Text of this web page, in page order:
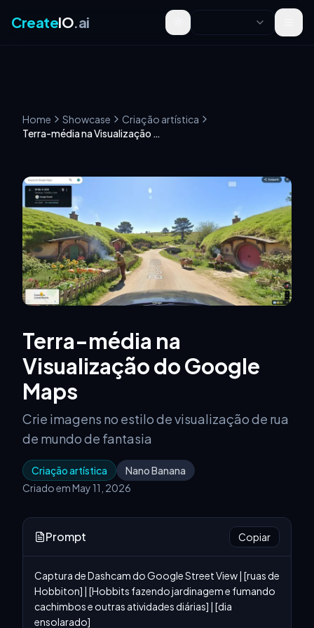
CreateIO.ai Toggle theme
Home Showcase
Criação artística
Terra-média na Visualização do Google Maps
Terra-média na
Visualização do Google
Maps
Crie imagens no estilo de visualização de rua
de mundo de fantasia
Criação artística
Nano Banana
Criado em May 11, 2026
Prompt Copiar
Captura de Dashcam do Google Street View | [ruas de
Hobbiton] | [Hobbits fazendo jardinagem e fumando
cachimbos e outras atividades diárias] | [dia
ensolarado]